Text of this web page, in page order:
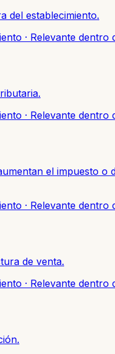
del establecimiento.
· Relevante dentro
· Relevante dentro
el impuesto o
· Relevante dentro
de venta.
· Relevante dentro